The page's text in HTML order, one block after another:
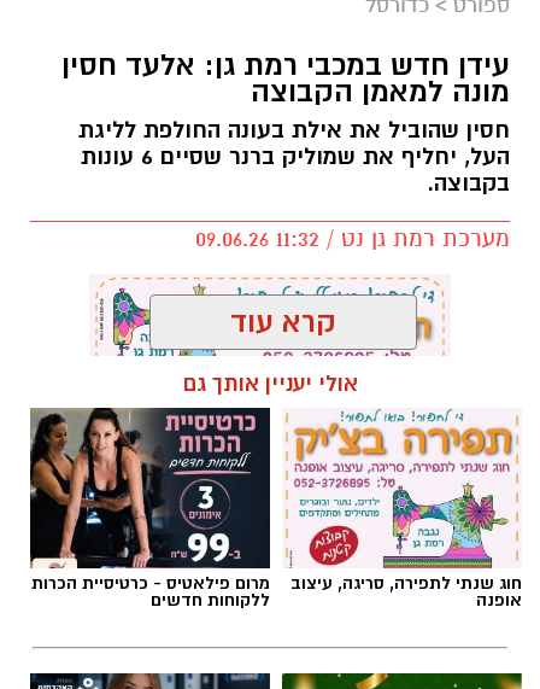
עידן חדש במכבי רמת גן: אלעד חסין
מונה למאמן הקבוצה
חסין שהוביל את אילת בעונה החולפת לליגת
העל, יחליף את שמוליק ברנר שסיים 6 עונות
בקבוצה.
מערכת רמת גן נט / 11:32 09.06.26
תגים:אלעד חסין, מכבי רמת גן
קרא עוד
אולי יעניין אותך גם
חוג שנתי לתפירה, סריגה, עיצוב
אופנה
מרום פילאטיס - כרטיסיית הכרות
ללקוחות חדשים